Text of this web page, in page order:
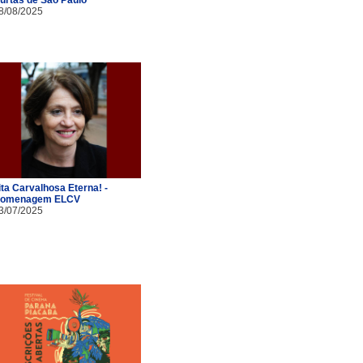
08/2025
Carvalhosa Eterna! -
ELCV
07/2025